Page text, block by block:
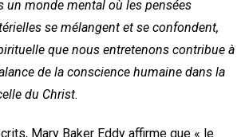
un monde mental où les pensées
se mélangent et se confondent,
que nous entretenons contribue à
de la conscience humaine dans la
du Christ.
Mary Baker Eddy affirme que « le